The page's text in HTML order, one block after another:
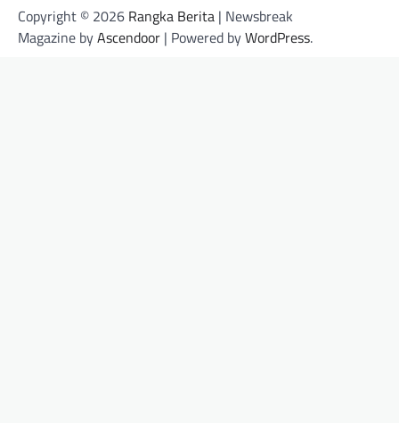
Copyright © 2026 Rangka Berita | Newsbreak
Magazine byAscendoor | Powered byWordPress.